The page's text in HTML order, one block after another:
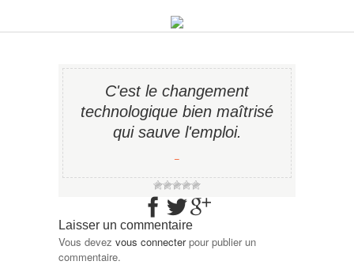
C'est le changement
technologique bien maîtrisé
qui sauve l'emploi.
−
Laisser un commentaire
Vous devez vous connecterpour publier un
commentaire.